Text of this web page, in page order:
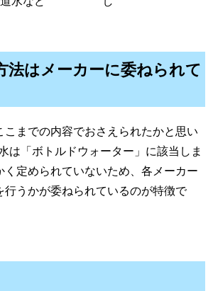
法はメーカーに委ねられて
こまでの内容でおさえられたかと思い
は「ボトルドウォーター」に該当しま
く定められていないため、各メーカー
行うかが委ねられているのが特徴で